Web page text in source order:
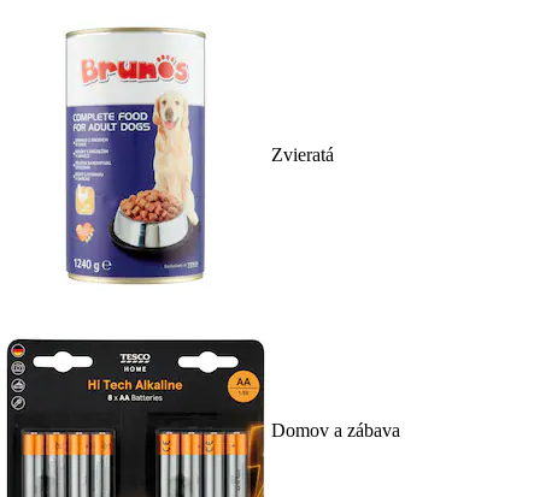
Zvieratá
Domov a zábava